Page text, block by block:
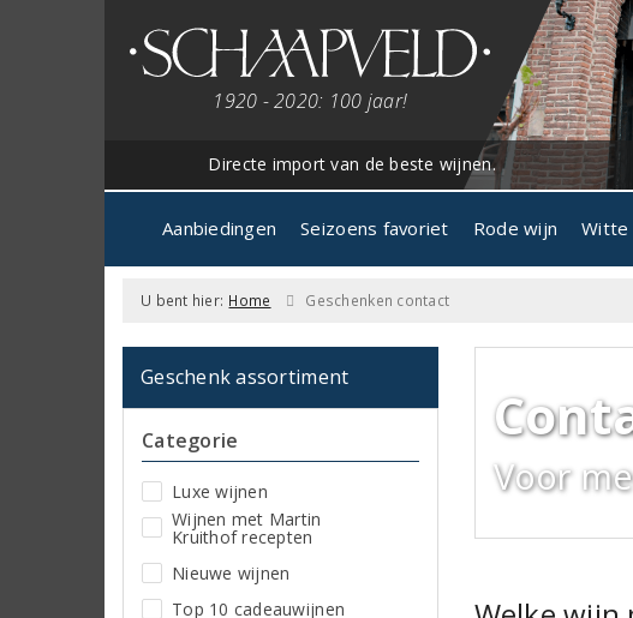
1920 - 2020: 100 jaar!
Directe import van de beste wijnen.
Aanbiedingen Seizoens favoriet Rode wijn Witte
U bent hier: Home Geschenken contact
Geschenk assortiment
Categorie
Luxe wijnen
Wijnen met Martin
Kruithof recepten
Nieuwe wijnen
Top 10 cadeauwijnen
Voor